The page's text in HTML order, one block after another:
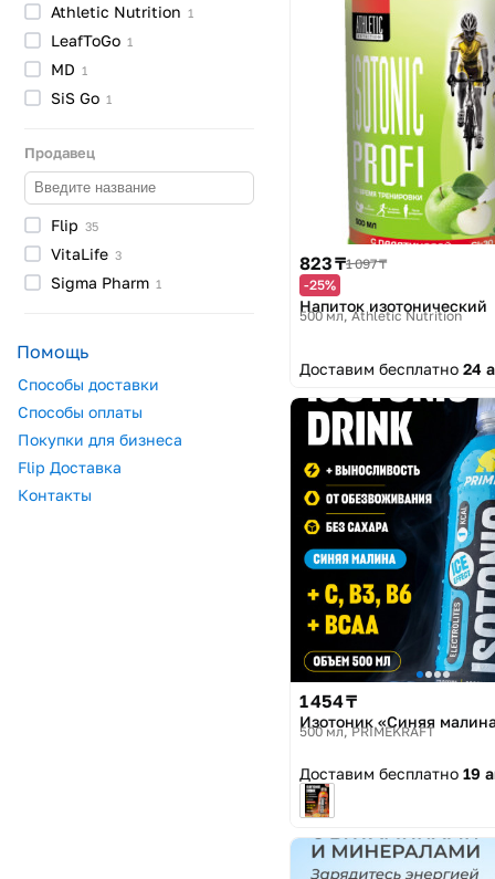
Athletic Nutrition 1
LeafToGo 1
MD 1
SiS Go 1
Продавец
Flip 35
VitaLife 3
Sigma Pharm 1
Помощь
Способы доставки
Способы оплаты
Покупки для бизнеса
Flip Доставка
Контакты
823 ₸1 097 ₸
-25%
Напиток изотонический
500 мл Athletic Nutrition
Доставим бесплатно 24
1 454 ₸
Изотоник «Синяя
500 мл PRIMEKRAFT
Доставим бесплатно 19